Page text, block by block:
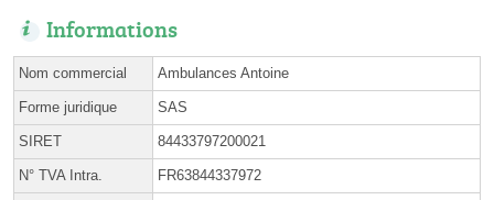
Informations
Nom commercial Ambulances Antoine
Forme juridique SAS
SIRET 84433797200021
N° TVA Intra. FR63844337972